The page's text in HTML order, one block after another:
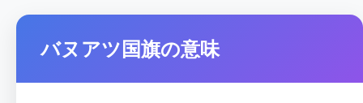
バヌアツ国旗の意味